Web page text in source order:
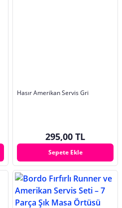
Hasır Amerikan Servis Gri
295,00 TL
Sepete Ekle